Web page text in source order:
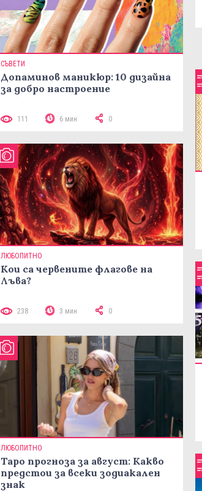
СЪВЕТИ
Допаминов маникюр: 10 дизайна
за добро настроение
111 6 мин 0
ЛЮБОПИТНО
Кои са червените флагове на
Лъва?
238 3 мин 0
ЛЮБОПИТНО
Таро прогноза за август: Какво
предстои за всеки зодиакален
знак